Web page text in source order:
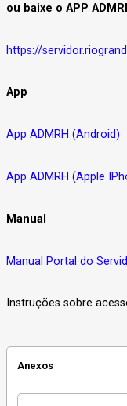
ou baixe o APP
https://
App
App ADMRH (Android)
App ADMRH (Apple
Manual
Manual Portal do
Instruções sobre
Anexos